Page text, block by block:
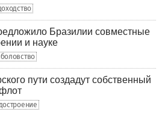
Бразилии совместные
и науке
пути создадут собственный